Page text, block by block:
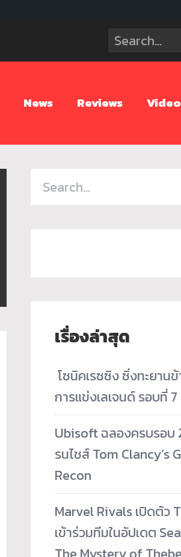
News Reviews
เรื่องล่าสุด
โซนิคเรซซิง ซิ่งทะยาน
การแข่งเลเจนด์ รอบที่ 7
Ubisoft ฉลองครบรอบ
รนไชส์ Tom Clancy’s
Recon
Marvel Rivals เปิดตัว
เข้าร่วมทีมในอัปเดต